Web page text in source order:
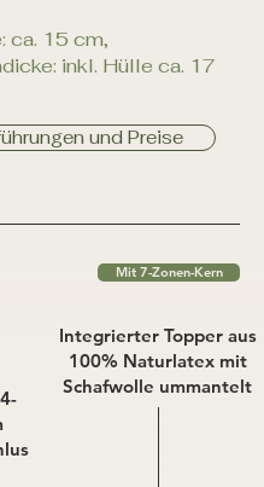
ca. 15 cm,
inkl. Hülle ca. 17
und Preise
Mit 7-Zonen-Kern
Integrierter Topper aus
100% Naturlatex mit
Schafwolle ummantelt